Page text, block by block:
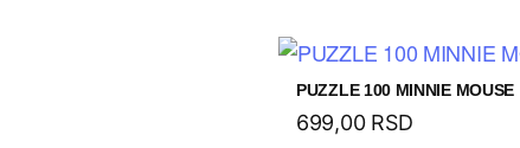
PUZZLE 100 MINNIE MOUSE
699,00 RSD